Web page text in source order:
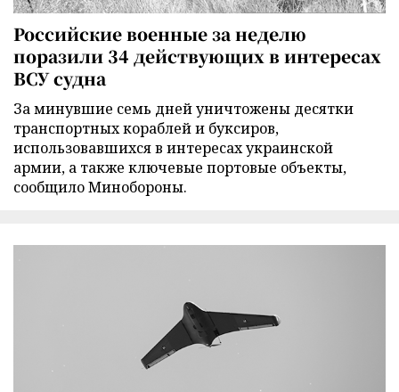
Российские военные за неделю
поразили 34 действующих в интересах
ВСУ судна
За минувшие семь дней уничтожены десятки
транспортных кораблей и буксиров,
использовавшихся в интересах украинской
армии, а также ключевые портовые объекты,
сообщило Минобороны.